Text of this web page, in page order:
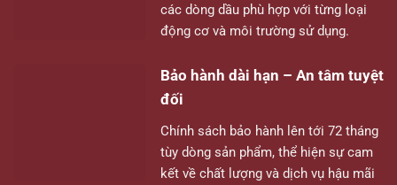
các dòng dầu phù hợp với từng loại
động cơ và môi trường sử dụng.
Bảo hành dài hạn – An tâm tuyệt
đối
Chính sách bảo hành lên tới 72 tháng
tùy dòng sản phẩm, thể hiện sự cam
kết về chất lượng và dịch vụ hậu mãi